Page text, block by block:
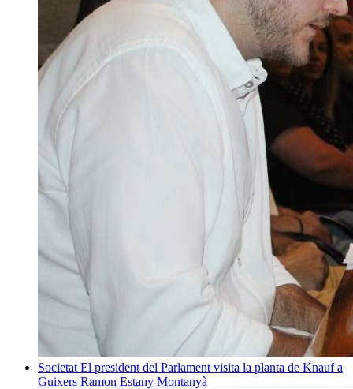
Societat El president del Parlament visita la planta de Knauf a
Guixers Ramon Estany Montanyà